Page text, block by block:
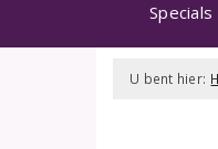
Specials
U bent hier: